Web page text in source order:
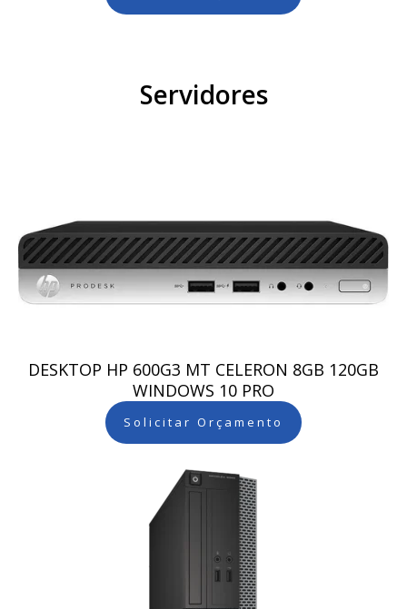
Servidores
DESKTOP HP 600G3 MT CELERON 8GB 120GB
WINDOWS 10 PRO
Solicitar Orçamento